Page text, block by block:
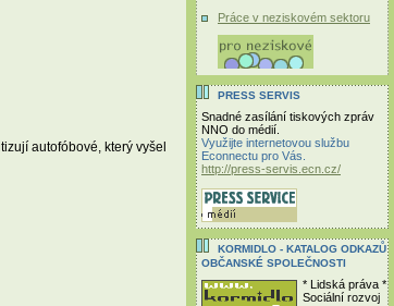
autofóbové, který vyšel
Práce v neziskovém sektoru
PRESS SERVIS
Snadné zasílání tiskových zpráv
NNO do médií.
Využijte internetovou službu
Econnectu pro Vás.
http://press-servis.ecn.cz/
KORMIDLO - KATALOG ODKAZŮ
OBČANSKÉ SPOLEČNOSTI
* Lidská práva *
Sociální rozvoj